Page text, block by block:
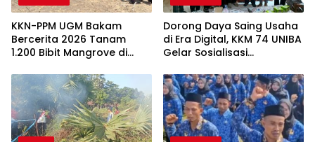
KKN-PPM UGM Bakam
Bercerita 2026 Tanam
1.200 Bibit Mangrove di
Dorong Daya Saing Usaha
di Era Digital, KKM 74 UNIBA
Gelar Sosialisasi
Berbasis
Technopreneurship